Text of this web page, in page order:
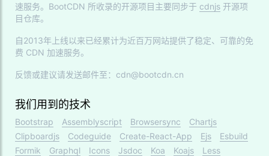
速服务。BootCDN 所收录的开源项目主要同步于 cdnjs 开源项
目仓库。
自2013年上线以来已经累计为近百万网站提供了稳定、可靠的免
费 CDN 加速服务。
反馈或建议请发送邮件至：cdn@bootcdn.cn
我们用到的技术
Bootstrap Assemblyscript Browsersync
Chartjs
Clipboardjs
Codeguide Create-React-App Ejs
Esbuild
Formik
Graphql Icons Jsdoc Koa Koajs
Less